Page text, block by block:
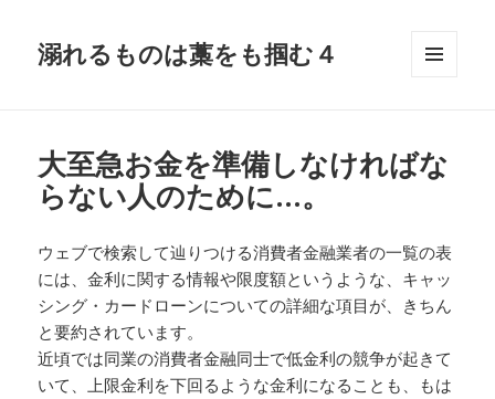
溺れるものは藁をも掴む４
大至急お金を準備しなければな
らない人のために…。
ウェブで検索して辿りつける消費者金融業者の一覧の表
には、金利に関する情報や限度額というような、キャッ
シング・カードローンについての詳細な項目が、きちん
と要約されています。
近頃では同業の消費者金融同士で低金利の競争が起きて
いて、上限金利を下回るような金利になることも、もは